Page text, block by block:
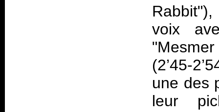
voix
(2’45-
une des
leur